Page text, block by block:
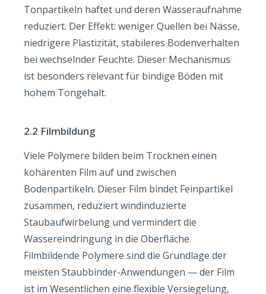
Tonpartikeln haftet und deren Wasseraufnahme
reduziert. Der Effekt: weniger Quellen bei Nässe,
niedrigere Plastizität, stabileres Bodenverhalten
bei wechselnder Feuchte. Dieser Mechanismus
ist besonders relevant für bindige Böden mit
hohem Tongehalt.
2.2 Filmbildung
Viele Polymere bilden beim Trocknen einen
kohärenten Film auf und zwischen
Bodenpartikeln. Dieser Film bindet Feinpartikel
zusammen, reduziert windinduzierte
Staubaufwirbelung und vermindert die
Wassereindringung in die Oberfläche.
Filmbildende Polymere sind die Grundlage der
meisten Staubbinder-Anwendungen — der Film
ist im Wesentlichen eine flexible Versiegelung,